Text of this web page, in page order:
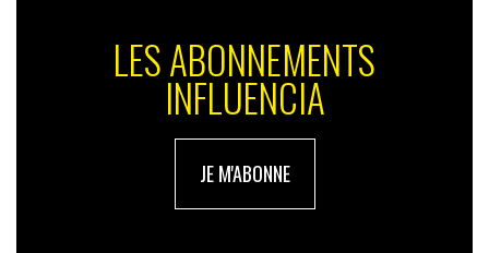
LES ABONNEMENTS
INFLUENCIA
JE M'ABONNE